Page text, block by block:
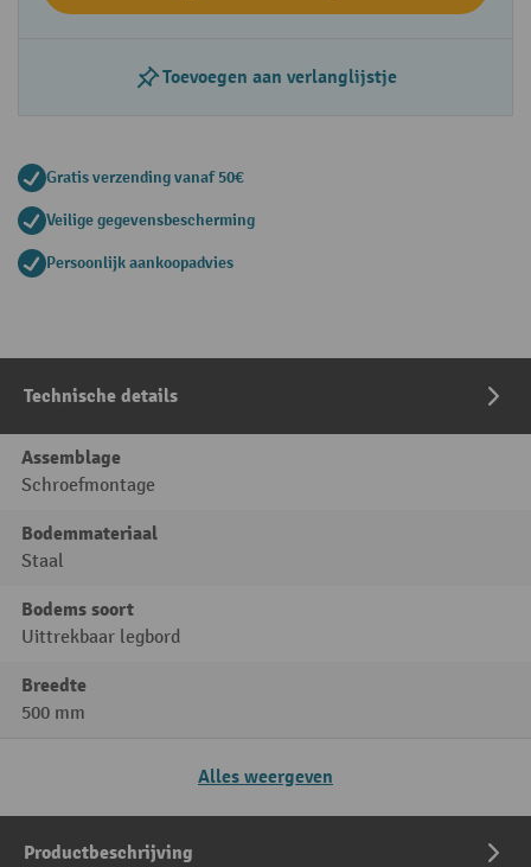
Toevoegen aan verlanglijstje
Gratis verzending vanaf 50€
Veilige gegevensbescherming
Persoonlijk aankoopadvies
Technische details
Assemblage
Schroefmontage
Bodemmateriaal
Staal
Bodems soort
Uittrekbaar legbord
Breedte
500 mm
Alles weergeven
Productbeschrijving